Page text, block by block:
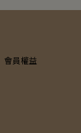
會員權益